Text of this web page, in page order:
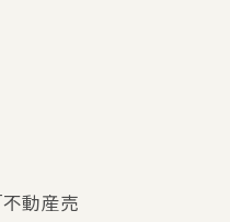
動産売